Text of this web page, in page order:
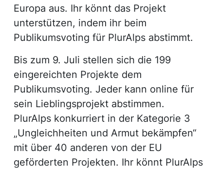
Europa aus. Ihr könnt das Projekt
unterstützen, indem ihr beim
Publikumsvoting für PlurAlps abstimmt.
Bis zum 9. Juli stellen sich die 199
eingereichten Projekte dem
Publikumsvoting. Jeder kann online für
sein Lieblingsprojekt abstimmen.
PlurAlps konkurriert in der Kategorie 3
„Ungleichheiten und Armut bekämpfen“
mit über 40 anderen von der EU
geförderten Projekten. Ihr könnt PlurAlps